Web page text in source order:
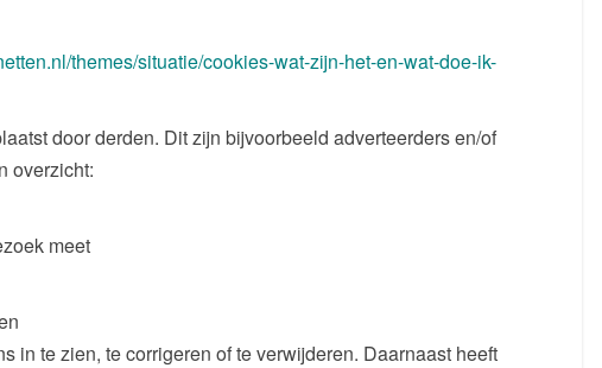
themes/situatie/cookies-wat-zijn-het-en-wat-doe-ik-
door derden. Dit zijn bijvoorbeeld adverteerders en/of
overzicht:
meet
in te zien, te corrigeren of te verwijderen. Daarnaast heeft